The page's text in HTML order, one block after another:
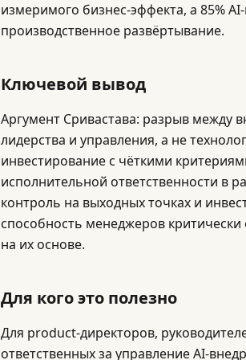
измеримого бизнес-эффекта, а 85%
производственное развёртывание.
Ключевой вывод
Аргумент Сривастава: разрыв между
лидерства и управления, а не
инвестирование с чёткими
исполнительной ответственности в
контроль на выходных точках и
способность менеджеров
на их основе.
Для кого это полезно
Для product-директоров,
ответственных за управление AI-